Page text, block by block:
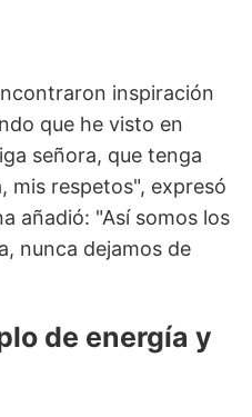
inspiración
que he visto en
señora, que tenga
mis respetos", expresó
añadió: "Así somos los
nunca dejamos de
de energía y